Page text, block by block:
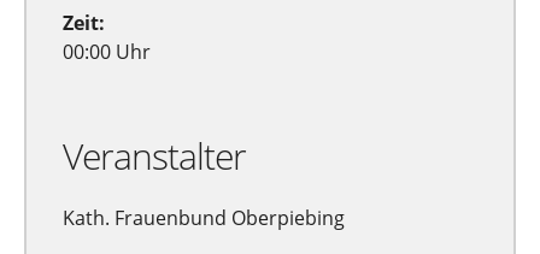
Zeit:
00:00 Uhr
Veranstalter
Kath. Frauenbund Oberpiebing